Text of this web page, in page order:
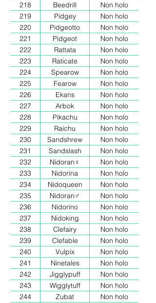
218
Beedrill
Non holo
219
Pidgey
Non holo
220
Pidgeotto
Non holo
221
Pidgeot
Non holo
222
Rattata
Non holo
223
Raticate
Non holo
224
Spearow
Non holo
225
Fearow
Non holo
226
Ekans
Non holo
227
Arbok
Non holo
228
Pikachu
Non holo
229
Raichu
Non holo
230
Sandshrew
Non holo
231
Sandslash
Non holo
232
Nidoran♀
Non holo
233
Nidorina
Non holo
234
Nidoqueen
Non holo
235
Nidoran♂
Non holo
236
Nidorino
Non holo
237
Nidoking
Non holo
238
Clefairy
Non holo
239
Clefable
Non holo
240
Vulpix
Non holo
241
Ninetales
Non holo
242
Jigglypuff
Non holo
243
Wigglytuff
Non holo
244
Zubat
Non holo